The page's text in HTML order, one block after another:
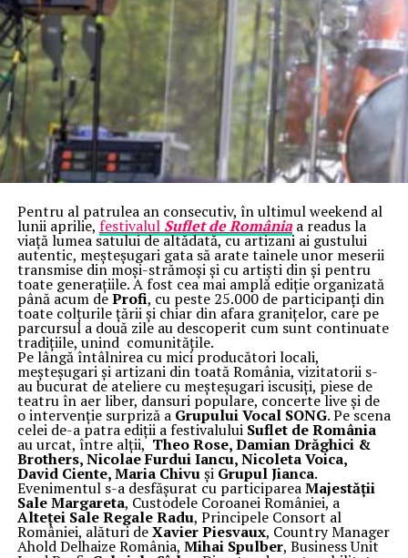
Pentru al patrulea an consecutiv, în ultimul weekend al
lunii aprilie, festivalul Suflet de Româniaa readus la
viață lumea satului de altădată, cu artizani ai gustului
autentic, meșteșugari gata să arate tainele unor meserii
transmise din moși-strămoși și cu artiști din și pentru
toate generațiile. A fost cea mai amplă ediție organizată
până acum deProfi, cu peste 25.000 de participanți din
toate colțurile țării și chiar din afara granițelor, care pe
parcursul a două zile au descoperit cum sunt continuate
tradițiile, unind comunitățile.
Pe lângă întâlnirea cu mici producători locali,
meșteșugari și artizani din toată România, vizitatorii s-
au bucurat de ateliere cu meșteșugari iscusiți, piese de
teatru în aer liber, dansuri populare, concerte live și de
o intervenție surpriză a Grupului Vocal SONG. Pe scena
celei de-a patra ediții a festivalului Suflet de România
au urcat, între alții, Theo Rose, Damian Drăghici &
Brothers, Nicolae Furdui Iancu, Nicoleta Voica,
David Ciente, Maria Chivuși Grupul Jianca.
Evenimentul s-a desfășurat cu participareaMajestății
Sale Margareta, Custodele Coroanei României, a
Alteței Sale Regale Radu, Principele Consort al
României, alături deXavier Piesvaux, Country Manager
Ahold Delhaize România, Mihai Spulber, Business Unit